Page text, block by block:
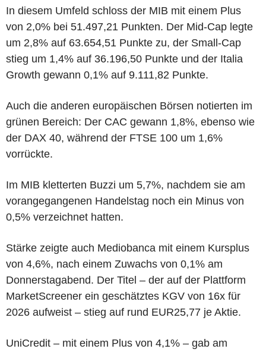
In diesem Umfeld schloss der MIB mit einem Plus
von 2,0% bei 51.497,21 Punkten. Der Mid-Cap legte
um 2,8% auf 63.654,51 Punkte zu, der Small-Cap
stieg um 1,4% auf 36.196,50 Punkte und der Italia
Growth gewann 0,1% auf 9.111,82 Punkte.
Auch die anderen europäischen Börsen notierten im
grünen Bereich: Der CAC gewann 1,8%, ebenso wie
der DAX 40, während der FTSE 100 um 1,6%
vorrückte.
Im MIB kletterten Buzzi um 5,7%, nachdem sie am
vorangegangenen Handelstag noch ein Minus von
0,5% verzeichnet hatten.
Stärke zeigte auch Mediobanca mit einem Kursplus
von 4,6%, nach einem Zuwachs von 0,1% am
Donnerstagabend. Der Titel – der auf der Plattform
MarketScreener ein geschätztes KGV von 16x für
2026 aufweist – stieg auf rund EUR25,77 je Aktie.
UniCredit – mit einem Plus von 4,1% – gab am